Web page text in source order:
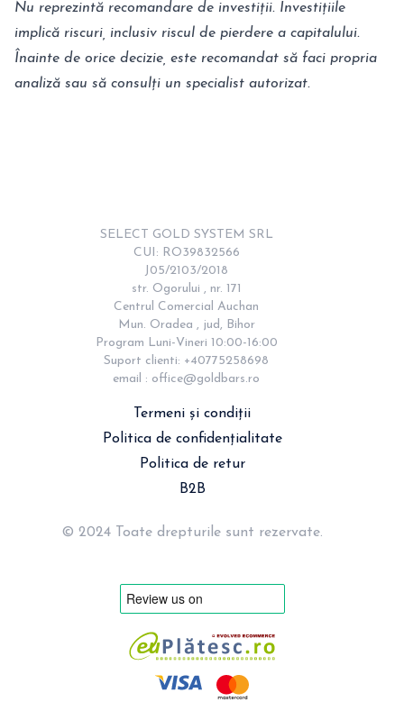
Nu reprezintă recomandare de investiții. Investițiile
implică riscuri, inclusiv riscul de pierdere a capitalului.
Înainte de orice decizie, este recomandat să faci propria
analiză sau să consulți un specialist autorizat.
SELECT GOLD SYSTEM SRL
CUI: RO39832566
J05/2103/2018
str. Ogorului , nr. 171
Centrul Comercial Auchan
Mun. Oradea , jud, Bihor
Program Luni-Vineri 10:00-16:00
Suport clienti: +40775258698
email : office@goldbars.ro
Termeni și condiții
Politica de confidențialitate
Politica de retur
B2B
© 2024 Toate drepturile sunt rezervate.